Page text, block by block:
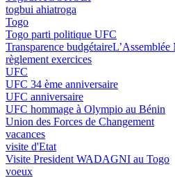
togbui ahiatroga
Togo
Togo parti politique UFC
Transparence
règlement exercices
UFC
UFC 34 ème anniversaire
UFC anniversaire
UFC hommage à Olympio au Bénin
Union des Forces de Changement
vacances
visite d'Etat
Visite President WADAGNI au Togo
voeux